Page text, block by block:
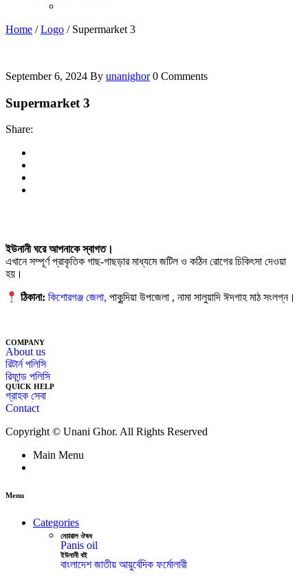
Home / Logo / Supermarket 3
September 6, 2024 By unanighor 0 Comments
Supermarket 3
Share:
ইউনানী ঘরে আপনাকে স্বাগত।
এখানে সম্পূর্ণ প্রাকৃতিক গাছ-গাছড়ার মাধ্যমে জটিল ও কঠিন রোগের চিকিৎসা দেওয়া
হয়।
ঠিকানা: কিশোরগঞ্জ জেলা, পাকুন্দিয়া উপজেলা , নামা সালুয়াদি ঈদগাহ মাঠ সংলগ্ন।
COMPANY
About us
রিটার্ন পলিসি
রিফান্ড পলিসি
QUICK HELP
গ্রাহক সেবা
Contact
Copyright © Unani Ghor. All Rights Reserved
Main Menu
Menu
Categories
নেচারাল ঔষধ
Panis oil
ইউনানী বই
বাংলাদেশ জাতীয় আয়ুর্বেদিক ফর্মোলারী